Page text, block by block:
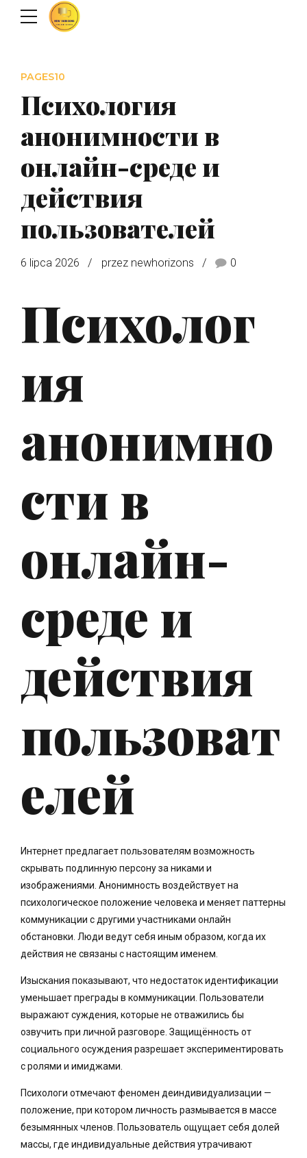
PAGES10
Психология
анонимности в
онлайн-среде и
действия
пользователей
6 lipca 2026 przez newhorizons 0
Психолог
ия
анонимно
сти в
онлайн-
среде и
действия
пользоват
елей
Интернет предлагает пользователям возможность
скрывать подлинную персону за никами и
изображениями. Анонимность воздействует на
психологическое положение человека и меняет паттерны
коммуникации с другими участниками онлайн
обстановки. Люди ведут себя иным образом, когда их
действия не связаны с настоящим именем.
Изыскания показывают, что недостаток идентификации
уменьшает преграды в коммуникации. Пользователи
выражают суждения, которые не отважились бы
озвучить при личной разговоре. Защищённость от
социального осуждения разрешает экспериментировать
с ролями и имиджами.
Психологи отмечают феномен деиндивидуализации —
положение, при котором личность размывается в массе
безымянных членов. Пользователь ощущает себя долей
массы, где индивидуальные действия утрачивают